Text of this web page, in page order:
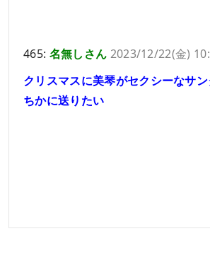
465: 名無しさん 2023/12/22(金)
クリスマスに美琴がセクシーなサ
ちかに送りたい